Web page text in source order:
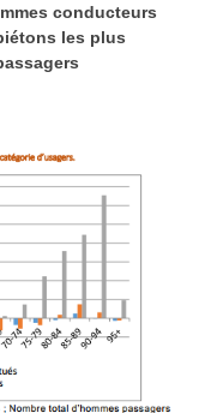
conducteurs
les plus